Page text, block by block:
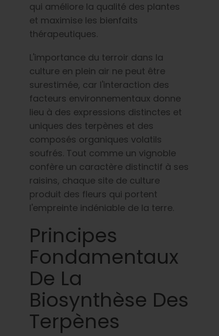
qui améliore la qualité des plantes
et maximise les bienfaits
thérapeutiques.
L'importance du terroir dans la
culture en plein air ne peut être
surestimée, car l'interaction des
facteurs environnementaux donne
lieu à des expressions distinctes et
uniques des terpènes et des
composés organiques volatils
soufrés. Tout comme un vignoble
confère un caractère distinctif à ses
raisins, chaque site de culture
produit des fleurs qui portent
l'empreinte indéniable de la terre.
Principes
Fondamentaux
De La
Biosynthèse Des
Terpènes